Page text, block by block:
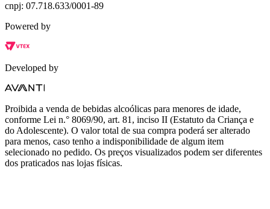
cnpj: 07.718.633/0001-89
Powered by
Developed by
Proibida a venda de bebidas alcoólicas para menores de idade,
conforme Lei n.° 8069/90, art. 81, inciso II (Estatuto da Criança e
do Adolescente). O valor total de sua compra poderá ser alterado
para menos, caso tenho a indisponibilidade de algum item
selecionado no pedido. Os preços visualizados podem ser diferentes
dos praticados nas lojas físicas.